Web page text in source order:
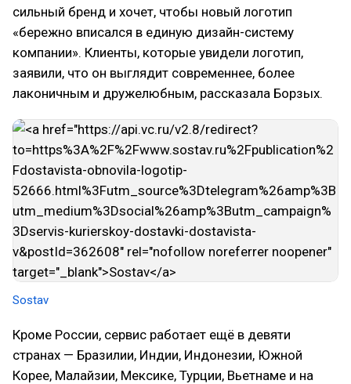
сильный бренд и хочет, чтобы новый логотип
«бережно вписался в единую дизайн-систему
компании». Клиенты, которые увидели логотип,
заявили, что он выглядит современнее, более
лаконичным и дружелюбным, рассказала Борзых.
Sostav
Кроме России, сервис работает ещё в девяти
странах — Бразилии, Индии, Индонезии, Южной
Корее, Малайзии, Мексике, Турции, Вьетнаме и на